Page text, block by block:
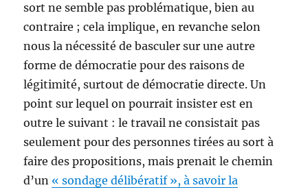
sort ne semble pas problématique, bien au
contraire ; cela implique, en revanche selon
nous la nécessité de basculer sur une autre
forme de démocratie pour des raisons de
légitimité, surtout de démocratie directe. Un
point sur lequel on pourrait insister est en
outre le suivant : le travail ne consistait pas
seulement pour des personnes tirées au sort à
faire des propositions, mais prenait le chemin
d’un « sondage délibératif », à savoir la